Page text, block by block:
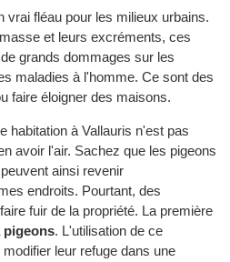
vrai fléau pour les milieux urbains.
et leurs excréments, ces
grands dommages sur les
maladies à l'homme. Ce sont des
faire éloigner des maisons.
habitation à Vallauris n'est pas
avoir l'air. Sachez que les pigeons
ainsi revenir
endroits. Pourtant, des
fuir de la propriété. La première
pigeons. L'utilisation de ce
leur refuge dans une